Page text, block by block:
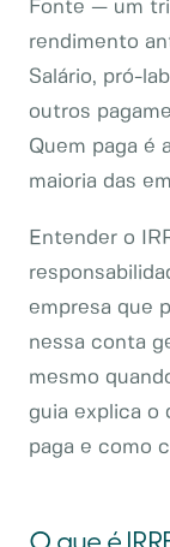
Fonte — um
rendimento
Salário, pró-
outros
Quem paga é
maioria das
Entender o
empresa que
nessa conta
mesmo
guia explica o
paga e como